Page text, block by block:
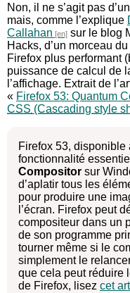
Non, il ne s’agit pas
mais, comme l’explique
Callahan
sur le blog
Hacks, d’un morceau du
Firefox plus performant
puissance de calcul de
l’affichage. Extrait de
« Firefox 53: Quantum
CSS
Firefox 53, disponible
fonctionnalité
Compositor sur
d’aplatir tous les
pour produire une
l’écran. Firefox peut
compositeur dans un
de son programme
tourner même si le
simplement le
que cela peut réduire
de Firefox, lisez cet